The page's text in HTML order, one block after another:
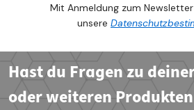
Mit Anmeldung zum
unsere
Hast du Fragen zu
oder weiteren